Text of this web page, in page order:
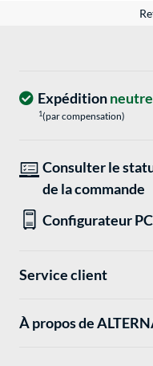
Expédition
1(par compensation)
Consulter le
de la commande
Configurateur PC
Service client
À propos de